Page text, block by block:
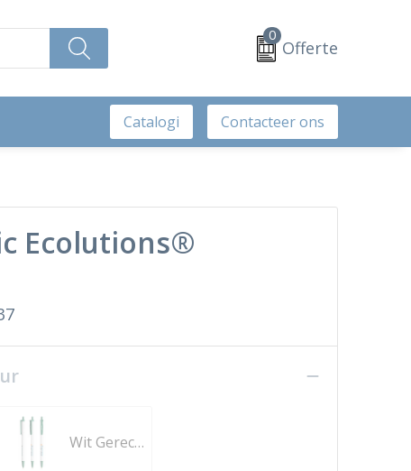
0
Offerte
Catalogi Contacteer ons
Ecolutions®
Wit Gerecycleerd